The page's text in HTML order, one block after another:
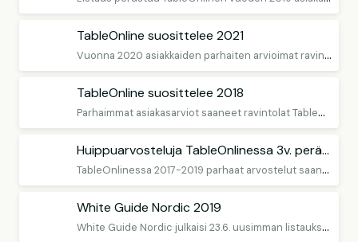
TableOnline suosittelee 2021
V
uonna 2020 asiakkaiden parhaiten arvioimat ravintolat
TableOnline suosittelee 2018
P
arhaimmat asiakasarviot saaneet ravintolat TableOnlinessa.
Huippuarvosteluja TableOnlinessa 3v. peräkkäin
T
ableOnlinessa 2017-2019 parhaat arvostelut saaneet ravintolat
White Guide Nordic 2019
W
hite Guide Nordic julkaisi 23.6. uusimman listauksensa Suomen ravintoloista, varaa pöytä useisiin. niistä TableOnlinesta.